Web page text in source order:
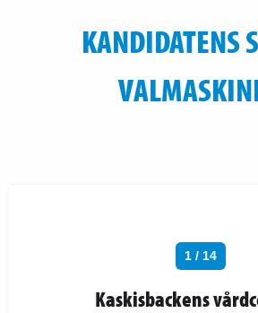
KANDIDATENS
1 / 14
Kaskisbackens